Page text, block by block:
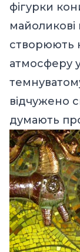
фігурки
майоликові
створюють
атмосферу
відчужено
думають